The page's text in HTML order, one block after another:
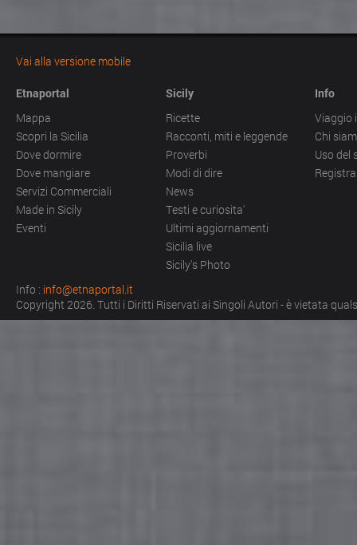
Vai alla versione mobile
Etnaportal
Mappa
Scopri la Sicilia
Dove dormire
Dove mangiare
Servizi Commerciali
Made in Sicily
Eventi
Sicily
Ricette
Racconti, miti e leggende
Proverbi
Modi di dire
News
Testi e curiosita'
Ultimi aggiornamenti
Sicilia live
Sicily's Photo
Info
Viaggio
Chi
Uso del
Info : info@etnaportal.it
Copyright 2026. Tutti i Diritti Riservati ai Singoli Autori - è vietata